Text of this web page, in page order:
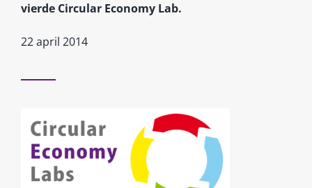
vierde Circular Economy Lab.
22 april 2014